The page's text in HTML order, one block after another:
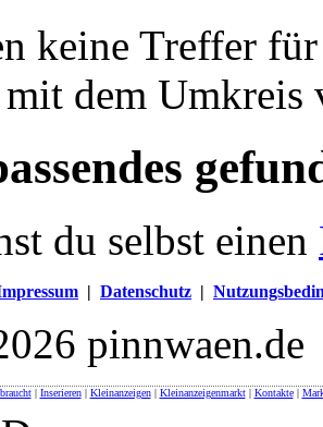
keine Treffer
dem Umkreis
du selbst einen
| Datenschutz |
pinnwaen.de
| Inserieren| Kleinanzeigen| Kleinanzeigenmarkt| Kontakte|